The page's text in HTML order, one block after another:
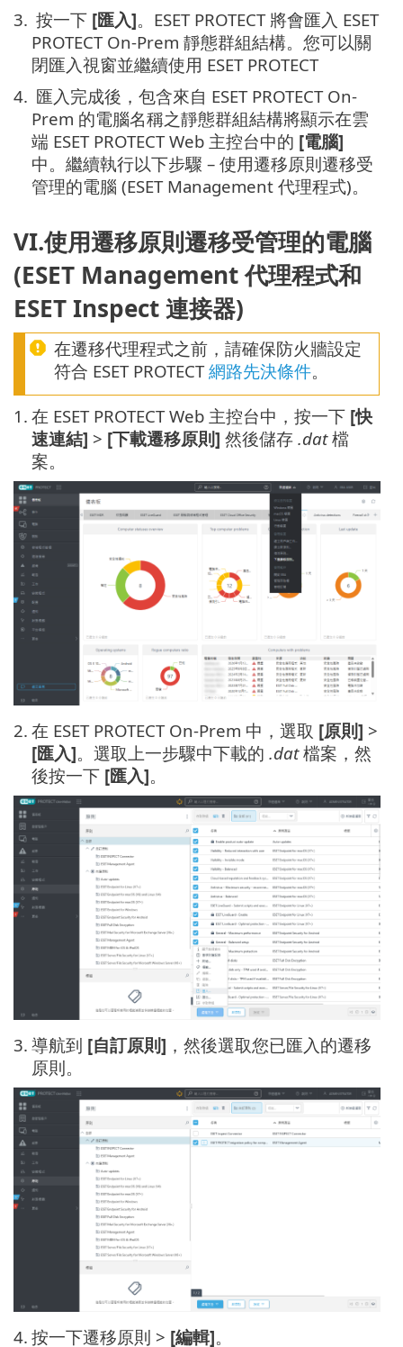
3. 按一下 [匯入]。ESET PROTECT 將會匯入 ESET
PROTECT On-Prem 靜態群組結構。您可以關
閉匯入視窗並繼續使用 ESET PROTECT
4. 匯入完成後，包含來自 ESET PROTECT On-
Prem 的電腦名稱之靜態群組結構將顯示在雲
端 ESET PROTECT Web 主控台中的 [電腦]
中。繼續執行以下步驟 – 使用遷移原則遷移受
管理的電腦 (ESET Management 代理程式)。
VI.使用遷移原則遷移受管理的電腦
(ESET Management 代理程式和
ESET Inspect 連接器)
在遷移代理程式之前，請確保防火牆設定
符合 ESET PROTECT網路先決條件。
1. 在 ESET PROTECT Web 主控台中，按一下 [快
速連結] > [下載遷移原則] 然後儲存 .dat檔
案。
2. 在 ESET PROTECT On-Prem 中，選取 [原則] >
[匯入]。選取上一步驟中下載的 .dat檔案，然
後按一下 [匯入]。
3. 導航到 [自訂原則] ，然後選取您已匯入的遷移
原則。
4. 按一下遷移原則 > [編輯]。